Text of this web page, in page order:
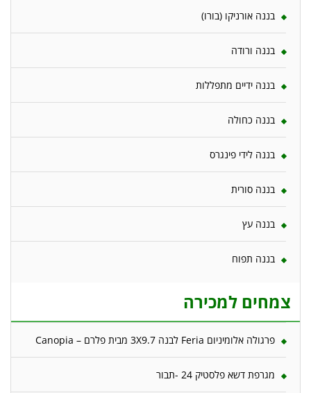
בננה אורניקו (בורו)
בננה ורודה
בננה ידיים מתפללות
בננה כחולה
בננה לידי פינגרס
בננה סורית
בננה עץ
בננה תפוח
צמחים למכירה
פרגולה אלומיניום Feria לבנה 3X9.7 מבית פלרם – Canopia
מגרפת דשא פלסטיק 24 -תבור